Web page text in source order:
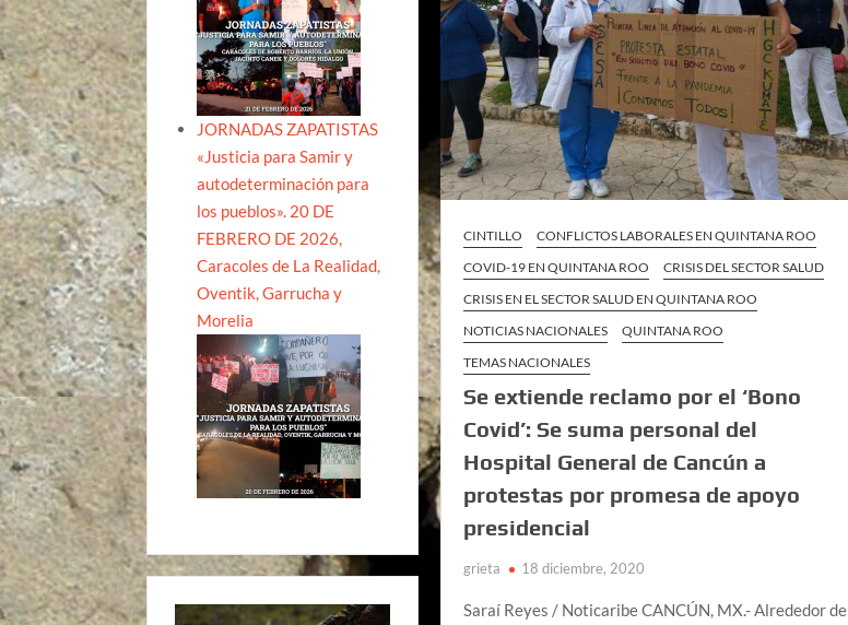
CINTILLO
CONFLICTOS LABORALES EN QUINTANA ROO
COVID-19 EN QUINTANA ROO
CRISIS DEL SECTOR SALUD
CRISIS EN EL SECTOR SALUD EN QUINTANA ROO
NOTICIAS NACIONALES
QUINTANA ROO
TEMAS NACIONALES
Se extiende reclamo por el ‘Bono
Covid’: Se suma personal del
Hospital General de Cancún a
protestas por promesa de apoyo
presidencial
grieta 18 diciembre, 2020
Saraí Reyes / Noticaribe CANCÚN, MX.- Alrededor de
JORNADAS ZAPATISTAS
«Justicia para Samir y
autodeterminación para
los pueblos». 20 DE
FEBRERO DE 2026,
Caracoles de La Realidad,
Oventik, Garrucha y
Morelia